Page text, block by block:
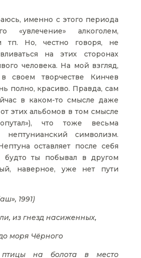
именно с этого периода
«увлечение» алкоголем,
тп. Но, честно говоря, не
на этих сторонах
человека. На мой взгляд,
своем творчестве Кинчев
полно, красиво. Правда, сам
в каком-то смысле даже
этих альбомов в том смысле
что тоже весьма
нептунианский символизм.
оставляет после себя
ты побывал в другом
наверное, уже нет пути
1991)
из гнезд насиженных,
моря Чёрного
птицы на болота в место